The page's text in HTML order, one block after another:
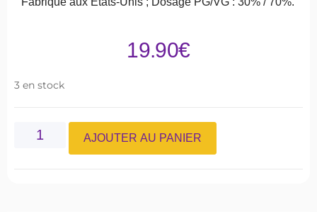
19.90€
3 en stock
AJOUTER AU PANIER